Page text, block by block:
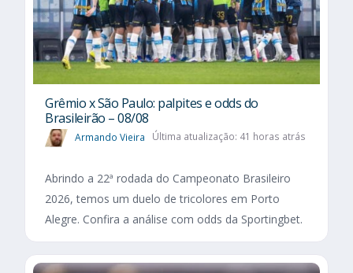
Grêmio x São Paulo: palpites e odds do
Brasileirão – 08/08
Armando Vieira Última atualização: 41 horas atrás
Abrindo a 22ª rodada do Campeonato Brasileiro
2026, temos um duelo de tricolores em Porto
Alegre. Confira a análise com odds da Sportingbet.